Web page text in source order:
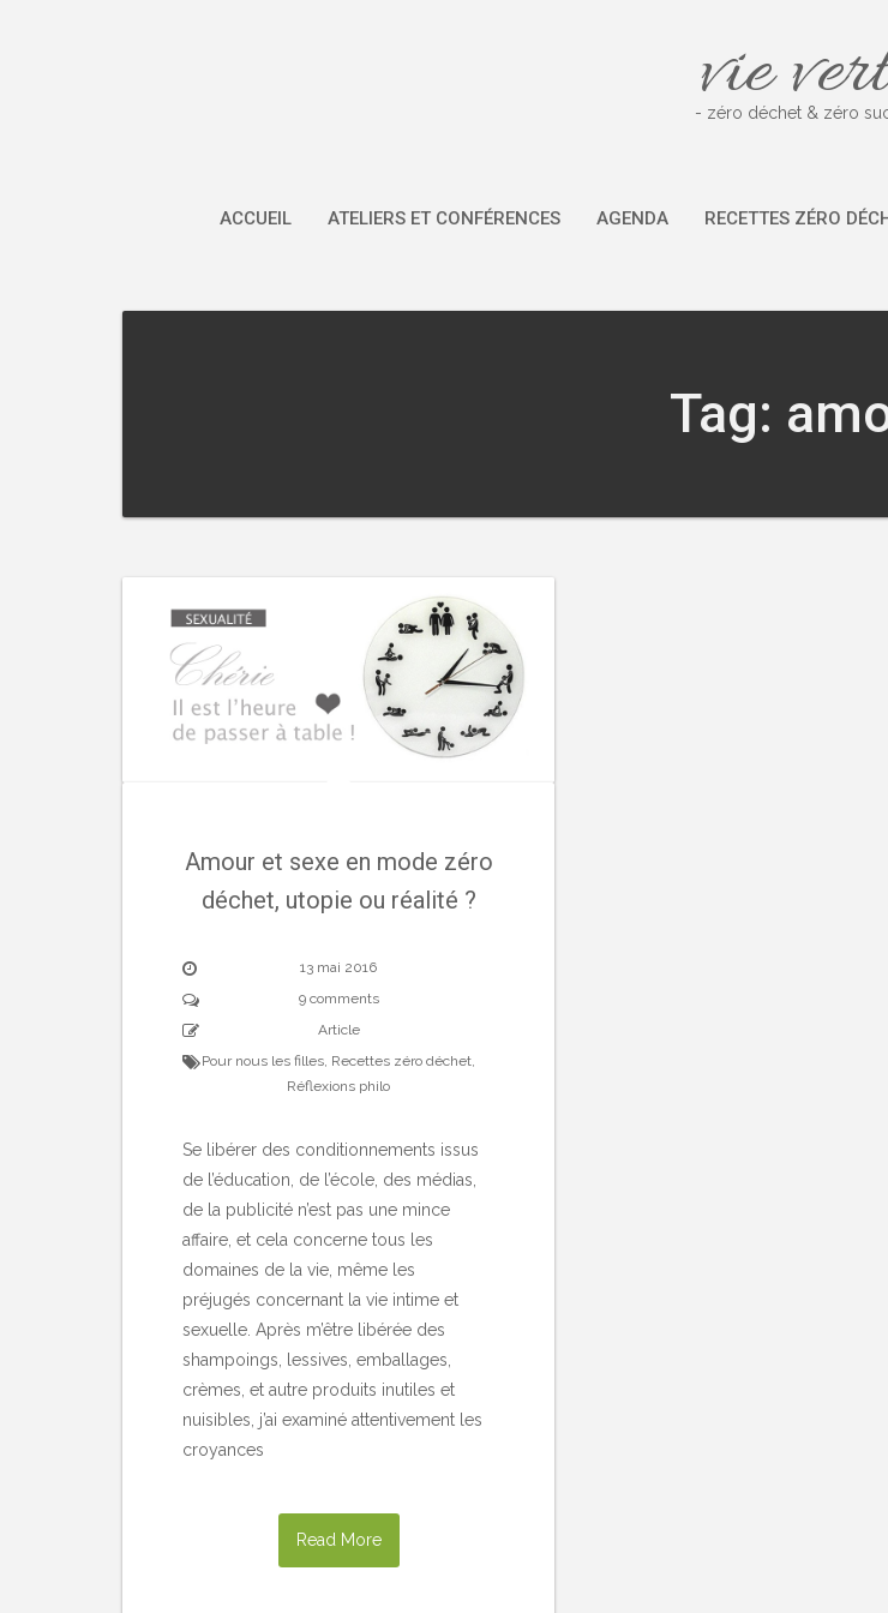
vie
- zéro déchet & zéro
ACCUEIL ATELIERS ET CONFÉRENCES AGENDA RECETTES ZÉRO
Tag:
Amour et sexe en mode zéro
déchet, utopie ou réalité ?
13 mai 2016
9 comments
Article
Pour nous les filles, Recettes zéro déchet,
Réflexions philo
Se libérer des conditionnements issus
de l’éducation, de l’école, des médias,
de la publicité n’est pas une mince
affaire, et cela concerne tous les
domaines de la vie, même les
préjugés concernant la vie intime et
sexuelle. Après m’être libérée des
shampoings, lessives, emballages,
crèmes, et autre produits inutiles et
nuisibles, j’ai examiné attentivement les
croyances
Read More